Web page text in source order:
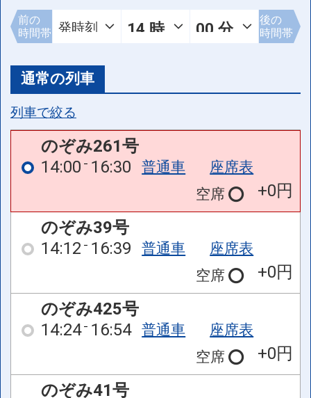
前の
時間帯
後の
時間帯
通常の列車
列車で絞る
のぞみ261号
14:00 16:30 普通車
座席表
空席
+0円
のぞみ39号
14:12 16:39 普通車
座席表
空席
+0円
のぞみ425号
14:24 16:54 普通車
座席表
空席
+0円
のぞみ41号